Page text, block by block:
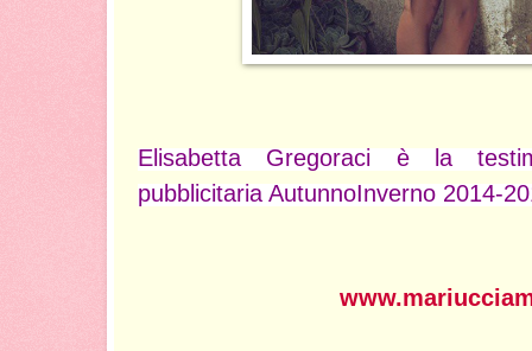
Elisabetta Gregoraci è la
pubblicitaria AutunnoInverno 2014-